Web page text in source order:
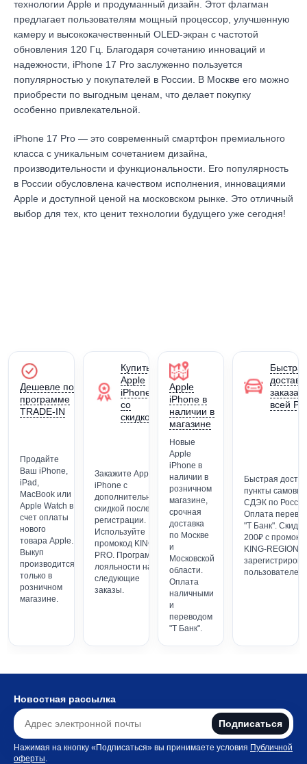
технологии Apple и продуманный дизайн. Этот флагман
предлагает пользователям мощный процессор, улучшенную
камеру и высококачественный OLED-экран с частотой
обновления 120 Гц. Благодаря сочетанию инноваций и
надежности, iPhone 17 Pro заслуженно пользуется
популярностью у покупателей в России. В Москве его можно
приобрести по выгодным ценам, что делает покупку
особенно привлекательной.
iPhone 17 Pro — это современный смартфон премиального
класса с уникальным сочетанием дизайна,
производительности и функциональности. Его популярность
в России обусловлена качеством исполнения, инновациями
Apple и доступной ценой на московском рынке. Это отличный
выбор для тех, кто ценит технологии будущего уже сегодня!
Дешевле по
программе
TRADE-IN
Продайте
Ваш iPhone,
iPad,
MacBook или
Apple Watch в
счет оплаты
нового
товара Apple.
Выкуп
производится
только в
розничном
магазине.
Купить
Apple
iPhone
со
скидкой
Закажите Apple
iPhone с
дополнительной
скидкой после
регистрации.
Используйте
промокод KING-
PRO. Программа
лояльности на
следующие
заказы.
Apple
iPhone в
наличии в
магазине
Новые
Apple
iPhone в
наличии в
розничном
магазине,
срочная
доставка
по Москве
и
Московской
области.
Оплата
наличными
и
переводом
"Т Банк".
заказа
всей
Быстрая
пункты
СДЭК по
Оплата
"Т Банк". Скидка
200₽ с
KING-REGION
пользователей)
Новостная рассылка
Подписаться
Нажимая на кнопку «Подписаться» вы принимаете условия Публичной
оферты.